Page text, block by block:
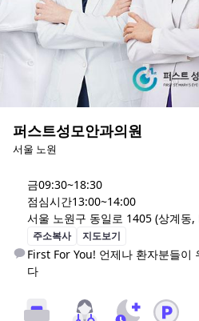
퍼스트성모안과의원
서울 노원
금09:30~18:30
점심시간13:00~14:00
서울 노원구 동일로 1405 (상계동
주소복사 지도보기
First For You! 언제나 환자분들이
다